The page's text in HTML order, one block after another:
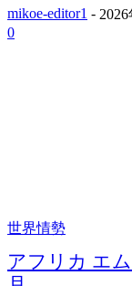
mikoe-editor1 -
0
世界情勢
アフリカ エ